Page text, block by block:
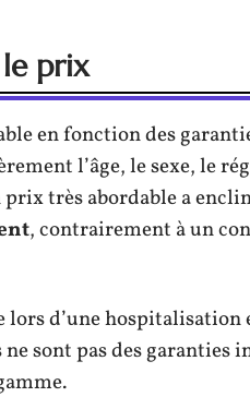
le prix
en fonction des
l’âge, le sexe, le
prix très abordable a
, contrairement à un
lors d’une hospitalisation
sont pas des garanties